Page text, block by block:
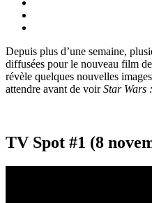
Depuis plus d’une semaine,
diffusées pour le nouveau film
révèle quelques nouvelles
attendre avant de voirStar Wars
TV Spot #1 (8